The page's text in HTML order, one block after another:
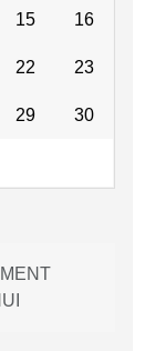
15 16
22 23
29 30